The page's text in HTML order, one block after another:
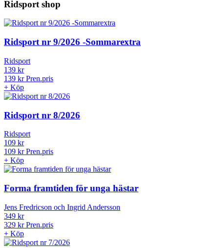
Ridsport shop
Ridsport nr 9/2026 -Sommarextra
Ridsport
139 kr
139 krPren.pris
+Köp
Ridsport nr 8/2026
Ridsport
109 kr
109 krPren.pris
+Köp
Forma framtiden för unga hästar
Jens Fredricson och Ingrid Andersson
349 kr
329 krPren.pris
+Köp